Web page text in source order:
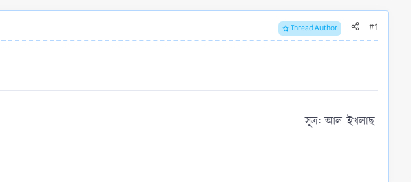
Thread Author #1
সূত্র: আল-ইখলাছ।​